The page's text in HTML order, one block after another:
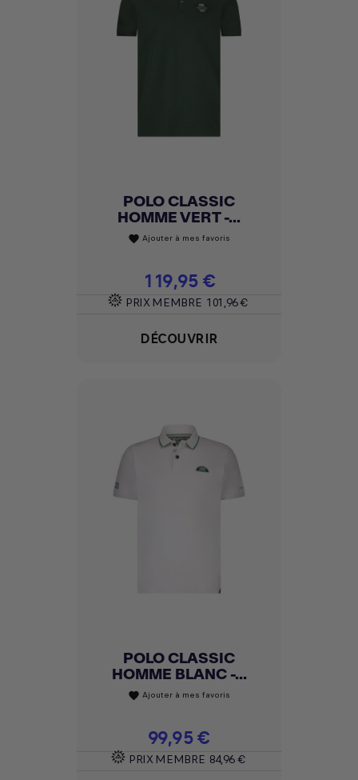
POLO CLASSIC
HOMME VERT -...
favorite Ajouter à mes favoris
Prix
119,95 €
PRIX MEMBRE 101,96 €
DÉCOUVRIR
POLO CLASSIC
HOMME BLANC -...
favorite Ajouter à mes favoris
Prix
99,95 €
PRIX MEMBRE 84,96 €